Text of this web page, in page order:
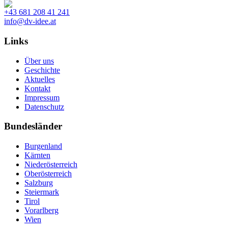
+43 681 208 41 241
info@dv-idee.at
Links
Über uns
Geschichte
Aktuelles
Kontakt
Impressum
Datenschutz
Bundesländer
Burgenland
Kärnten
Niederösterreich
Oberösterreich
Salzburg
Steiermark
Tirol
Vorarlberg
Wien